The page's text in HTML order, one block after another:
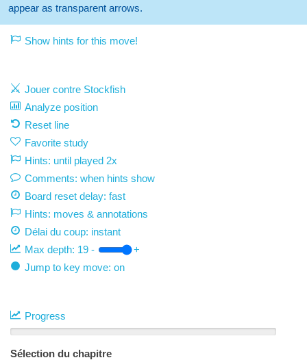
appear as transparent arrows.
Show hints for this move!
Jouer contre Stockfish
Analyze position
Reset line
Favorite study
Hints: until played 2x
Comments: when hints show
Board reset delay: fast
Hints: moves & annotations
Délai du coup: instant
Max depth: 19 -
+
Jump to key move: on
Progress
Sélection du chapitre